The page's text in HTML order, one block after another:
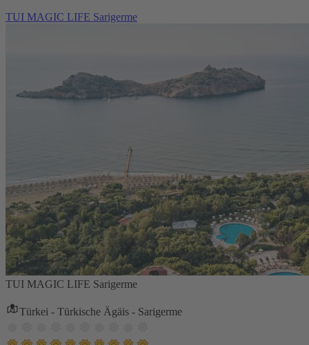
TUI MAGIC LIFE Sarigerme
TUI MAGIC LIFE Sarigerme
Türkei - Türkische Ägäis - Sarigerme